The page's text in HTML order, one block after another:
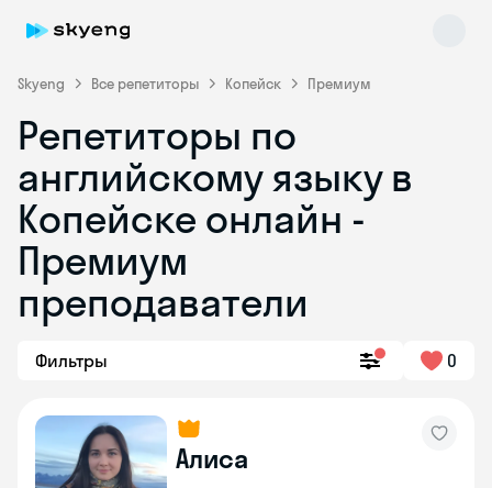
Skyeng Все репетиторы Копейск Премиум
Репетиторы по
английскому языку в
Копейске онлайн -
Премиум
преподаватели
Фильтры 0
Алиса
Skyeng Chat
online